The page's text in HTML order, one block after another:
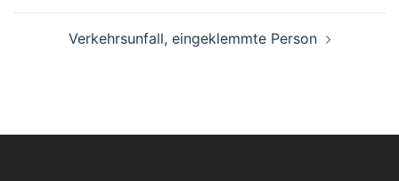
Verkehrsunfall, eingeklemmte Person